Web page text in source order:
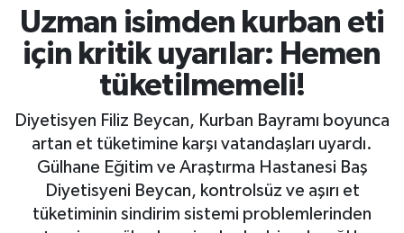
Uzman isimden kurban eti
için kritik uyarılar: Hemen
tüketilmemeli!
Diyetisyen Filiz Beycan, Kurban Bayramı boyunca
artan et tüketimine karşı vatandaşları uyardı.
Gülhane Eğitim ve Araştırma Hastanesi Baş
Diyetisyeni Beycan, kontrolsüz ve aşırı et
tüketiminin sindirim sistemi problemlerinden
Ekonomi
Gündem
Kim Kimdir Nereli
Resmi İlanlar
Sağlık
Tüm Manşetler
Son Dakika Haberleri
Haber Arşivi